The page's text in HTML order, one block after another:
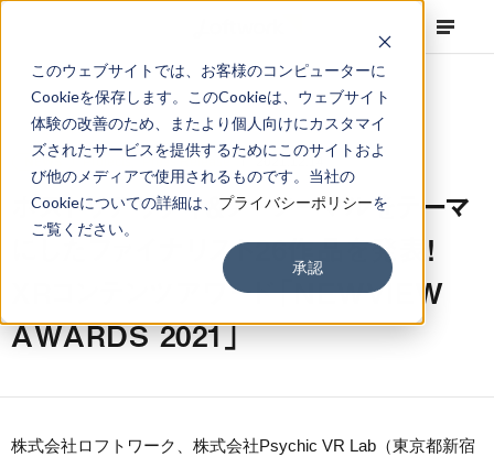
このウェブサイトでは、お客様のコンピューターに
Cookieを保存します。このCookieは、ウェブサイト
体験の改善のため、またより個人向けにカスタマイ
ズされたサービスを提供するためにこのサイトおよ
び他のメディアで使用されるものです。当社の
Cookieについての詳細は、 プライバシーポリシーを
ご覧ください。
承認
NEWS Projects, Press Release 2021.12.14
ポストリアリティ＆ノーノーマルをテーマ
にしたファイナリスト26作品を発表！
XRコンテンツアワード「NEWVIEW
AWARDS 2021」
株式会社ロフトワーク、株式会社Psychic VR Lab（東京都新宿